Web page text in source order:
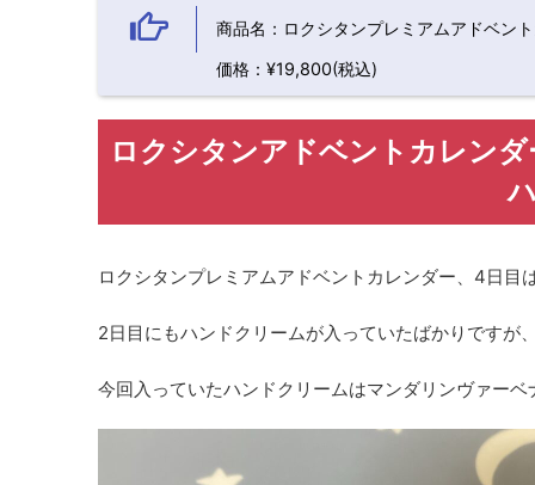
商品名：ロクシタンプレミアムアドベン
価格：¥19,800(税込)
ロクシタンアドベントカレン
ロクシタンプレミアムアドベントカレンダー、4日目
2日目にもハンドクリームが入っていたばかりですが
今回入っていたハンドクリームはマンダリンヴァーベ